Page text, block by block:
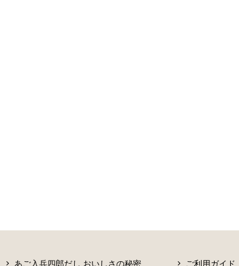
あご入兵四郎だし おいしさの秘密 ご利用ガイド